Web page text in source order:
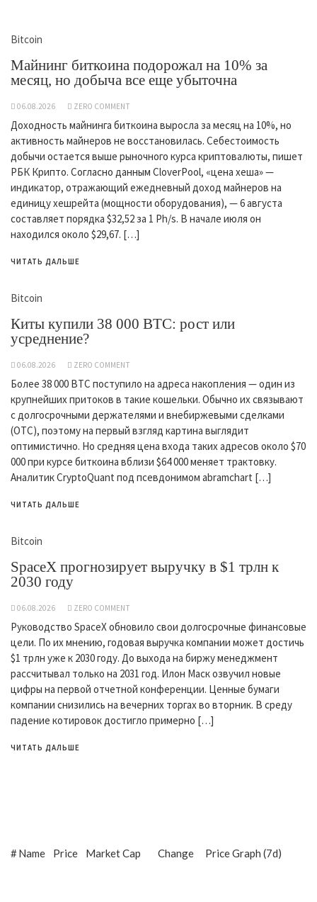
Bitcoin
Майнинг биткоина подорожал на 10% за
месяц, но добыча все еще убыточна
06.08.2026 ZERO COMMENT
Доходность майнинга биткоина выросла за месяц на 10%, но
активность майнеров не восстановилась. Себестоимость
добычи остается выше рыночного курса криптовалюты, пишет
РБК Крипто. Согласно данным CloverPool, «цена хеша» —
индикатор, отражающий ежедневный доход майнеров на
единицу хешрейта (мощности оборудования), — 6 августа
составляет порядка $32,52 за 1 Ph/s. В начале июля он
находился около $29,67. […]
ЧИТАТЬ ДАЛЬШЕ
Bitcoin
Киты купили 38 000 BTC: рост или
усреднение?
06.08.2026 ZERO COMMENT
Более 38 000 BTC поступило на адреса накопления — один из
крупнейших притоков в такие кошельки. Обычно их связывают
с долгосрочными держателями и внебиржевыми сделками
(OTC), поэтому на первый взгляд картина выглядит
оптимистично. Но средняя цена входа таких адресов около $70
000 при курсе биткоина вблизи $64 000 меняет трактовку.
Аналитик CryptoQuant под псевдонимом abramchart […]
ЧИТАТЬ ДАЛЬШЕ
Bitcoin
SpaceX прогнозирует выручку в $1 трлн к
2030 году
06.08.2026 ZERO COMMENT
Руководство SpaceX обновило свои долгосрочные финансовые
цели. По их мнению, годовая выручка компании может достичь
$1 трлн уже к 2030 году. До выхода на биржу менеджмент
рассчитывал только на 2031 год. Илон Маск озвучил новые
цифры на первой отчетной конференции. Ценные бумаги
компании снизились на вечерних торгах во вторник. В среду
падение котировок достигло примерно […]
ЧИТАТЬ ДАЛЬШЕ
#Name Price Market Cap Change Price Graph (7d)